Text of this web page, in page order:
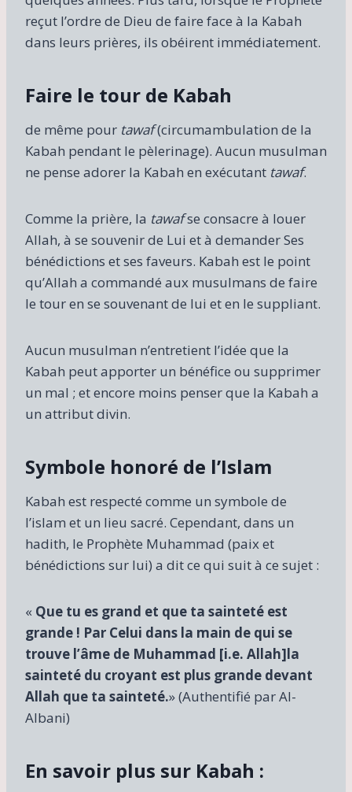
reçut l’ordre de Dieu de faire face à la Kabah
dans leurs prières, ils obéirent immédiatement.
Faire le tour de Kabah
de même pour tawaf(circumambulation de la
Kabah pendant le pèlerinage). Aucun musulman
ne pense adorer la Kabah en exécutant tawaf.
Comme la prière, la tawafse consacre à louer
Allah, à se souvenir de Lui et à demander Ses
bénédictions et ses faveurs. Kabah est le point
qu’Allah a commandé aux musulmans de faire
le tour en se souvenant de lui et en le suppliant.
Aucun musulman n’entretient l’idée que la
Kabah peut apporter un bénéfice ou supprimer
un mal ; et encore moins penser que la Kabah a
un attribut divin.
Symbole honoré de l’Islam
Kabah est respecté comme un symbole de
l’islam et un lieu sacré. Cependant, dans un
hadith, le Prophète Muhammad (paix et
bénédictions sur lui) a dit ce qui suit à ce sujet :
« Que tu es grand et que ta sainteté est
grande ! Par Celui dans la main de qui se
trouve l’âme de Muhammad [i.e. Allah]la
sainteté du croyant est plus grande devant
Allah que ta sainteté.» (Authentifié par Al-
Albani)
En savoir plus sur Kabah :